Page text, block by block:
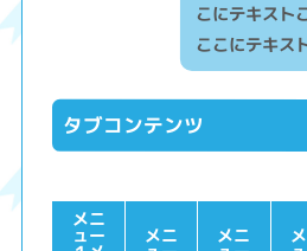
こにテキスト
ここにテキス
タブコンテンツ
メニ
ュー メニ メニ